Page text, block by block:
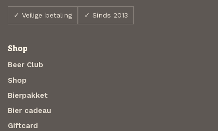
✓ Veilige betaling ✓ Sinds 2013
Shop
Beer Club
Shop
Bierpakket
Bier cadeau
Giftcard